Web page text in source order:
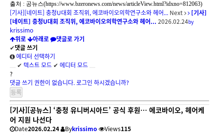
출처 : 공뉴스(https://www.bzeronews.com/news/articleView.html?idxno=812063)
[기사][네이트] 충청U대회 조직위, 에코바이오의학연구소와 헤어... Next
[기사]
[네이트] 충청U대회 조직위, 에코바이오의학연구소와 헤어... 2026.02.24by
krissimo
위로
아래로
댓글로 가기
✔댓글 쓰기
에디터 선택하기
✔ 텍스트 모드 ✔ 에디터 모드
?
댓글 쓰기 권한이 없습니다. 로그인 하시겠습니까?
[기사][공뉴스] ‘충청 유니버시아드’ 공식 후원… 에코바이오, 헤어케
어 지원 나선다
Date2026.02.24 Bykrissimo Views115